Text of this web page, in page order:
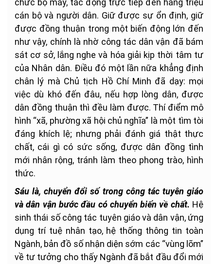
cán bộ và người dân. Giữ được sự ổn định, giữ
được đồng thuận trong một biến động lớn đến
như vậy, chính là nhờ công tác dân vận đã bám
sát cơ sở, lắng nghe và hóa giải kịp thời tâm tư
của Nhân dân. Điều đó một lần nữa khẳng định
chân lý mà Chủ tịch Hồ Chí Minh đã dạy: mọi
việc dù khó đến đâu, nếu hợp lòng dân, được
dân đồng thuận thì đều làm được. Thí điểm mô
hình “xã, phường xã hội chủ nghĩa” là một tìm tòi
đáng khích lệ; nhưng phải đánh giá thật thực
chất, cái gì có sức sống, được dân đồng tình
mới nhân rộng, tránh làm theo phong trào, hình
thức.
Sáu là, chuyển đổi số trong công tác tuyên giáo
và dân vận bước đầu có chuyển biến về chất. Hệ
sinh thái số công tác tuyên giáo và dân vận, ứng
dụng trí tuệ nhân tạo, hệ thống thông tin toàn
Ngành, bản đồ số nhận diện sớm các “vùng lõm”
về tư tưởng cho thấy Ngành đã bắt đầu đổi mới